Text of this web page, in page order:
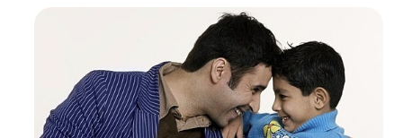
Locatie
Manager
Opvang
Eindhoven